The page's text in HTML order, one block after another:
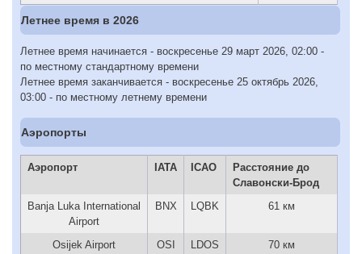
Летнее время в 2026
Летнее время начинается - воскресенье 29 март 2026, 02:00 -
по местному стандартному времени
Летнее время заканчивается - воскресенье 25 октябрь 2026,
03:00 - по местному летнему времени
Аэропорты
Аэропорт IATA ICAO
Расстояние до
Славонски-Брод
Banja Luka International
Airport
BNX LQBK 61 км
Osijek Airport OSI LDOS
70 км